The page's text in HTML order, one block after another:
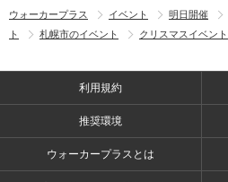
ウォーカープラス イベント 明日開催
ト
札幌市のイベント クリスマスイベント
利用規約
推奨環境
ウォーカープラスとは